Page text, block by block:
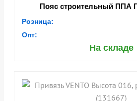
Пояс строительный ППА
Розница:
Опт:
На складе